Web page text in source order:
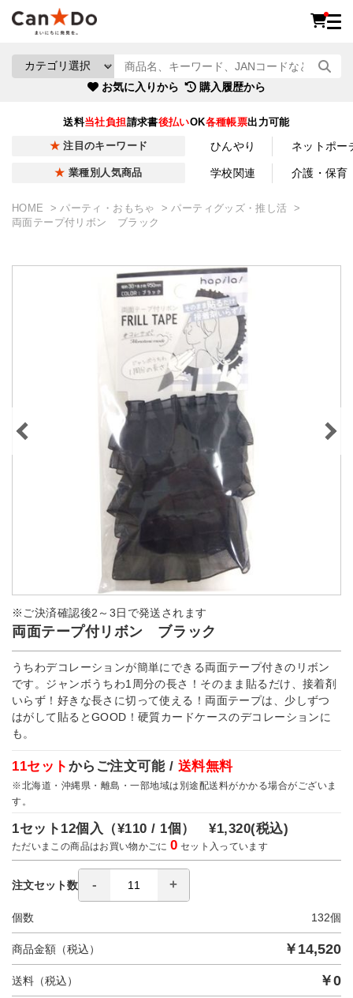
お気に入りから 購入履歴から
送料当社負担請求書後払いOK各種帳票出力可能
注目のキーワード ひんやり ネットポー
業種別人気商品 学校関連 介護・保育
HOME パーティ・おもちゃ
パーティグッズ・推し活
両面テープ付リボン ブラック
※ご決済確認後2～3日で発送されます
両面テープ付リボン ブラック
うちわデコレーションが簡単にできる両面テープ付きのリボン
です。ジャンボうちわ1周分の長さ！そのまま貼るだけ、接着剤
いらず！好きな長さに切って使える！両面テープは、少しずつ
はがして貼るとGOOD！硬質カードケースのデコレーションに
も。
11セット からご注文可能 / 送料無料
※北海道・沖縄県・離島・一部地域は別途配送料がかかる場合がございま
す。
1セット12個入（¥110 / 1個）¥1,320(税込)
ただいまこの商品はお買い物かごに0 セット入っています
注文セット数
個数 132個
商品金額（税込） ￥ 14,520
送料（税込） ￥0